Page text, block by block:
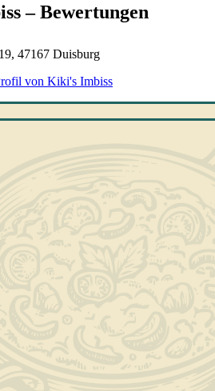
– Bewertungen
47167 Duisburg
von Kiki's Imbiss